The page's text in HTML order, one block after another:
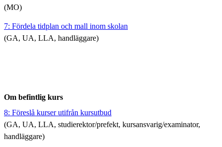
(MO)
7: Fördela tidplan och mall inom skolan
(GA, UA, LLA, handläggare)
Om befintlig kurs
8: Föreslå kurser utifrån kursutbud
(GA, UA, LLA, studierektor/prefekt, kursansvarig/examinator,
handläggare)